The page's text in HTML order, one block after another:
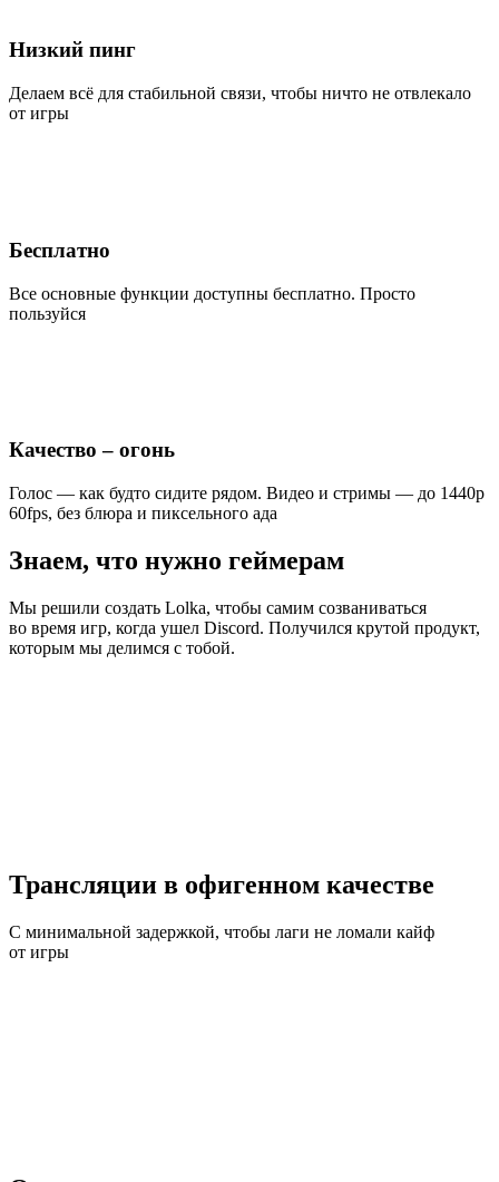
Низкий пинг
Делаем всё для стабильной связи, чтобы ничто не отвлекало
от игры
Бесплатно
Все основные функции доступны бесплатно. Просто
пользуйся
Качество – огонь
Голос — как будто сидите рядом. Видео и стримы — до 1440p
60fps, без блюра и пиксельного ада
Знаем, что нужно геймерам
Мы решили создать Lolka, чтобы самим созваниваться
во время игр, когда ушел Discord. Получился крутой продукт,
которым мы делимся с тобой.
Трансляции в офигенном качестве
С минимальной задержкой, чтобы лаги не ломали кайф
от игры